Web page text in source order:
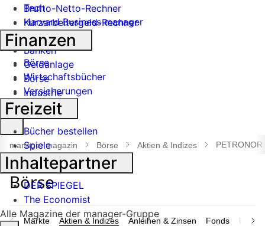
Tech
Harvard Business manager
Handel
Banken
Geldanlage
Börse
Industrie
Suche
öffnen
manager magazin Börse Aktien & Indizes PETRONOR
Märkte Aktien & Indizes Anleihen & Zinsen Fonds
Brutto-Netto-Rechner
Kurzarbeitergeld-Rechner
Finanzen
Börse
Wirtschaftsbücher
Versicherungen
Freizeit
Bücher bestellen
Spiele
Inhaltepartner
DER SPIEGEL
The Economist
Alle Magazine der manager-Gruppe